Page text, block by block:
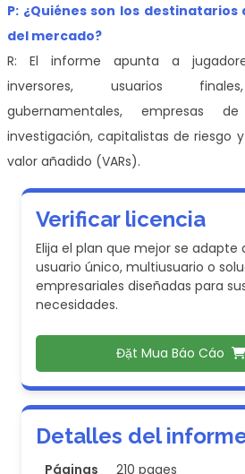
P: ¿Quiénes son los
del mercado?
R: El informe apunta a
inversores, usuarios
gubernamentales, empresas
investigación, capitalistas de riesgo
valor añadido (VARs).
Verificar licencia
Elija el plan que mejor se adapte
usuario único, multiusuario o
empresariales diseñadas para
necesidades.
Đặt Mua Báo Cáo
Detalles del
Páginas
210 pages